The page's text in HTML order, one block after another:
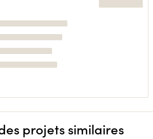
projets similaires